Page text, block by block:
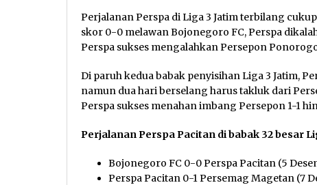
Perjalanan Perspa di Liga 3 Jatim terbilang
skor 0-0 melawan Bojonegoro FC, Perspa
Perspa sukses mengalahkan Persepon
Di paruh kedua babak penyisihan Liga 3 Jatim,
namun dua hari berselang harus takluk dari
Perspa sukses menahan imbang Persepon 1-1
Perjalanan Perspa Pacitan di babak 32 besar
Bojonegoro FC 0-0 Perspa Pacitan (5
Perspa Pacitan 0-1 Persemag Magetan (7